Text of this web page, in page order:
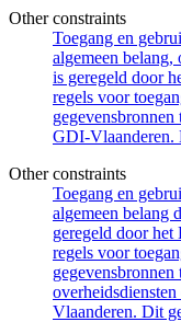
Other constraints
Toegang en
algemeen belang,
is geregeld door
regels voor
GDI-Vlaanderen.
Other constraints
Toegang en
algemeen belang
geregeld door het
regels voor
Vlaanderen. Dit